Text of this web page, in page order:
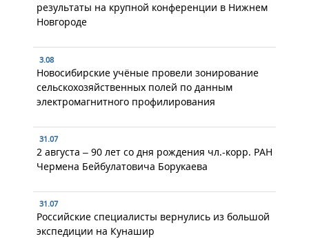
результаты на крупной конференции в Нижнем
Новгороде
3.08
Новосибирские учёные провели зонирование
сельскохозяйственных полей по данным
электромагнитного профилирования
31.07
2 августа – 90 лет со дня рождения чл.-корр. РАН
Чермена Бейбулатовича Борукаева
31.07
Российские специалисты вернулись из большой
экспедиции на Кунашир